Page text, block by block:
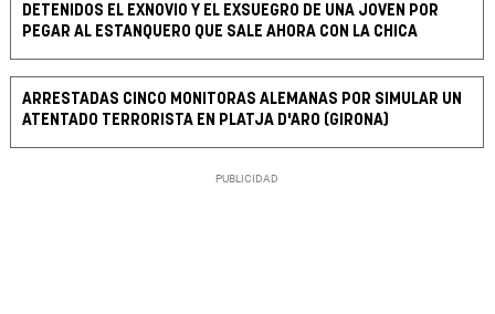
DETENIDOS EL EXNOVIO Y EL EXSUEGRO DE UNA JOVEN POR
PEGAR AL ESTANQUERO QUE SALE AHORA CON LA CHICA
ARRESTADAS CINCO MONITORAS ALEMANAS POR SIMULAR UN
ATENTADO TERRORISTA EN PLATJA D'ARO (GIRONA)